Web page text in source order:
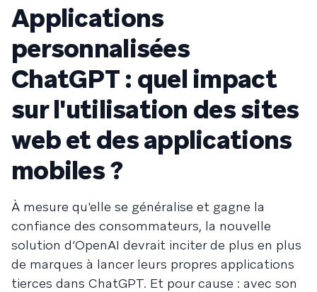
Applications
personnalisées
ChatGPT : quel impact
sur l'utilisation des sites
web et des applications
mobiles ?
À mesure qu'elle se généralise et gagne la
confiance des consommateurs, la nouvelle
solution d’OpenAI devrait inciter de plus en plus
de marques à lancer leurs propres applications
tierces dans ChatGPT. Et pour cause : avec son